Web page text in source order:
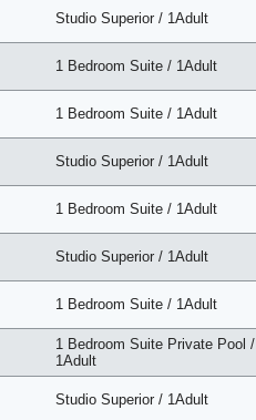
Studio Superior / 1Adult
1 Bedroom Suite / 1Adult
1 Bedroom Suite / 1Adult
Studio Superior / 1Adult
1 Bedroom Suite / 1Adult
Studio Superior / 1Adult
1 Bedroom Suite / 1Adult
1 Bedroom Suite Private Pool /
1Adult
Studio Superior / 1Adult